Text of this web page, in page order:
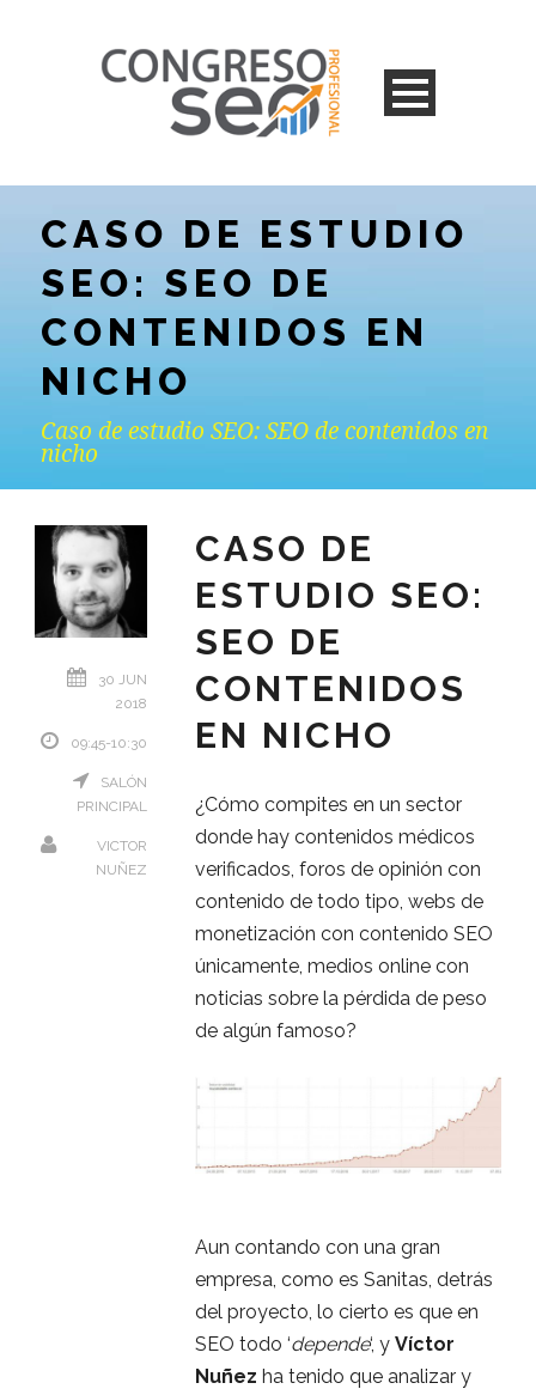
CASO DE ESTUDIO
SEO: SEO DE
CONTENIDOS EN
NICHO
Caso de estudio SEO: SEO de contenidos en
nicho
30 JUN
2018
09:45-10:30
SALÓN
PRINCIPAL
VICTOR
NUÑEZ
CASO DE
ESTUDIO SEO:
SEO DE
CONTENIDOS
EN NICHO
¿Cómo compites en un sector
donde hay contenidos médicos
verificados, foros de opinión con
contenido de todo tipo, webs de
monetización con contenido SEO
únicamente, medios online con
noticias sobre la pérdida de peso
de algún famoso?
Aun contando con una gran
empresa, como es Sanitas, detrás
del proyecto, lo cierto es que en
SEO todo ‘depende‘, y Víctor
Nuñez ha tenido que analizar y